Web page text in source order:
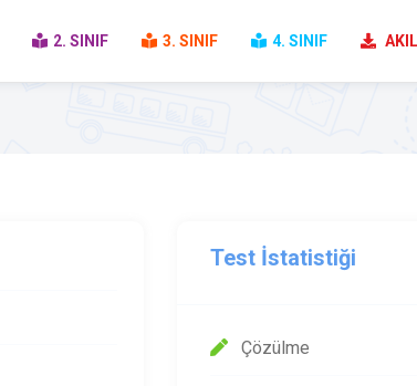
2. SINIF 3. SINIF 4. SINIF
Test İstatistiği
Çözülme